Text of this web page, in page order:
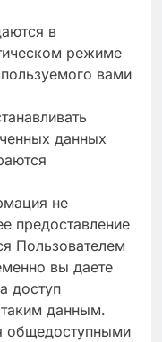
в
режиме
вами
данных
не
предоставление
Пользователем
вы даете
доступ
таким данным.
общедоступными